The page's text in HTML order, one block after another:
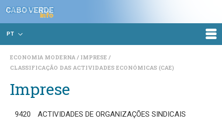
PT
ECONOMIA MODERNA
IMPRESE
CLASSIFICAÇÃO DAS ACTIVIDADES ECONÓMICAS (CAE)
Imprese
9420 ACTIVIDADES DE ORGANIZAÇÕES SINDICAIS